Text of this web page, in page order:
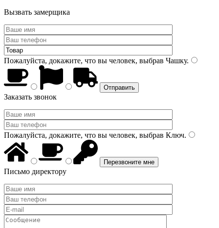
Вызвать замерщика
Пожалуйста, докажите, что вы человек, выбрав Чашку.
Заказать звонок
Пожалуйста, докажите, что вы человек, выбрав Ключ.
Письмо директору